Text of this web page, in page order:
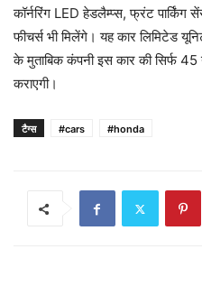
कॉर्नरिंग LED हेडलैम्प्स, फ्रंट
फीचर्स भी मिलेंगे। यह कार लिमिटेड
के मुताबिक कंपनी इस कार की सिर्फ
कराएगी।
टैग्स #cars #honda